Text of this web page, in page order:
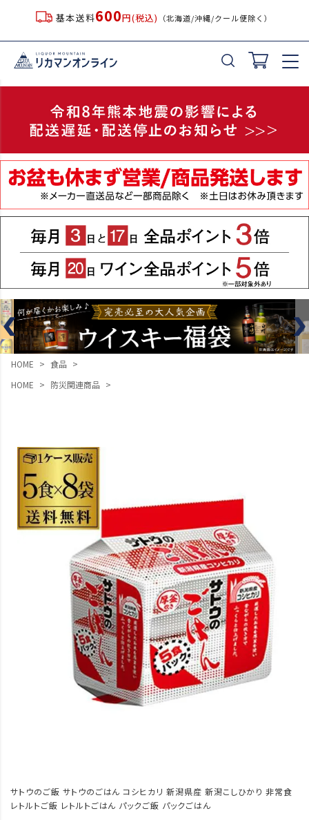
基本送料600円(税込) （北海道/沖縄/クール便除く）
HOME
食品
HOME
防災関連商品
サトウのご飯 サトウのごはん コシヒカリ 新潟県産 新潟こしひかり 非常食
レトルトご飯 レトルトごはん パックご飯 パックごはん